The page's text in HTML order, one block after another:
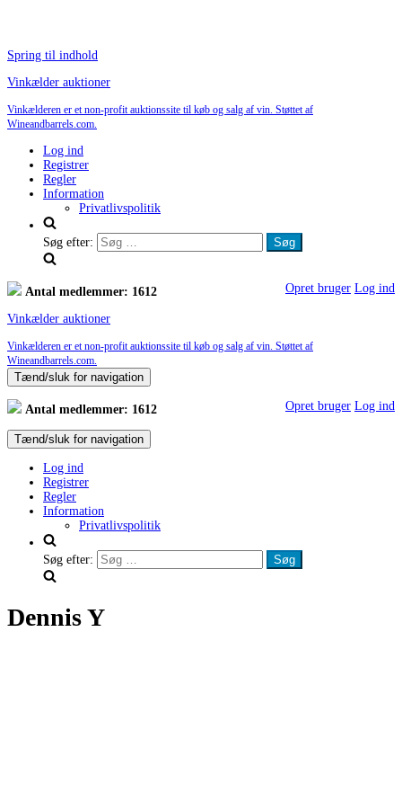
Spring til indhold
Vinkælder auktioner
Vinkælderen er et non-profit auktionssite til køb og salg af vin. Støttet af
Wineandbarrels.com.
Log ind
Registrer
Regler
Information
Privatlivspolitik
Søg efter:
Antal medlemmer: 1612 Opret bruger Log ind
Vinkælder auktioner
Vinkælderen er et non-profit auktionssite til køb og salg af vin. Støttet af
Wineandbarrels.com.
Tænd/sluk for navigation
Antal medlemmer: 1612 Opret bruger Log ind
Tænd/sluk for navigation
Log ind
Registrer
Regler
Information
Privatlivspolitik
Søg efter:
Dennis Y